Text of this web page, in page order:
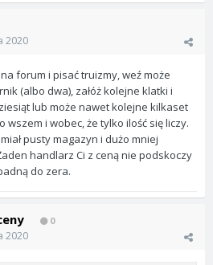
2020
forum i pisać truizmy, weź może
(albo dwa), załóż kolejne klatki i
lub może nawet kolejne kilkaset
i wobec, że tylko ilość się liczy.
pusty magazyn i dużo mniej
handlarz Ci z ceną nie podskoczy
do zera.
0
2020